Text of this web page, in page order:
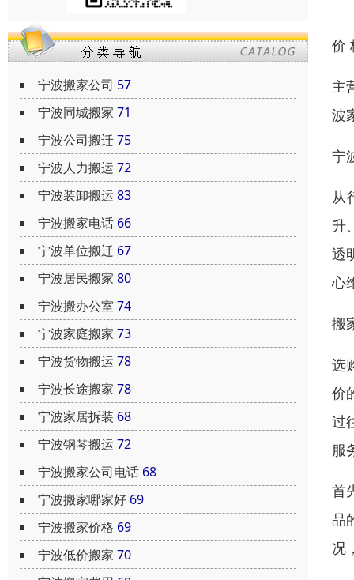
宁波搬家公司 57
宁波同城搬家 71
宁波公司搬迁75
宁波人力搬运 72
宁波装卸搬运 83
宁波搬家电话 66
宁波单位搬迁 67
宁波居民搬家 80
宁波搬办公室 74
宁波家庭搬家 73
宁波货物搬运 78
宁波长途搬家 78
宁波家居拆装 68
宁波钢琴搬运 72
宁波搬家公司电话 68
宁波搬家哪家好 69
宁波搬家价格 69
宁波低价搬家 70
价
主
波
宁
从
升
透
心
搬
选
价
过
服
首
品
况